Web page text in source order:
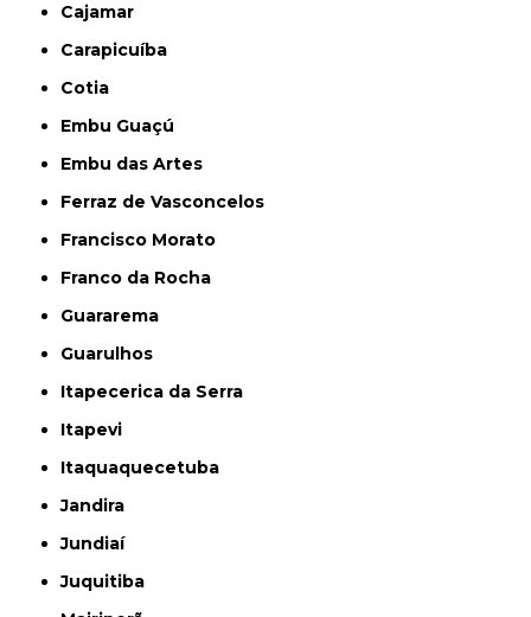
Cajamar
Carapicuíba
Cotia
Embu Guaçú
Embu das Artes
Ferraz de Vasconcelos
Francisco Morato
Franco da Rocha
Guararema
Guarulhos
Itapecerica da Serra
Itapevi
Itaquaquecetuba
Jandira
Jundiaí
Juquitiba